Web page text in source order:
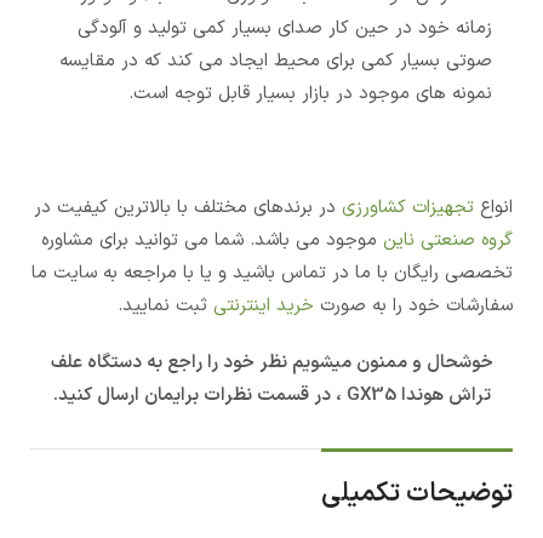
زمانه خود در حین کار صدای بسیار کمی تولید و آلودگی
صوتی بسیار کمی برای محیط ایجاد می کند که در مقایسه
نمونه های موجود در بازار بسیار قابل توجه است.
انواع تجهیزات کشاورزی در برندهای مختلف با بالاترین کیفیت در
گروه صنعتی ناین موجود می باشد. شما می توانید برای مشاوره
تخصصی رایگان با ما در تماس باشید و یا با مراجعه به سایت ما
سفارشات خود را به صورت خرید اینترنتی ثبت نمایید.
خوشحال و ممنون میشویم نظر خود را راجع به دستگاه علف
تراش هوندا GX35 ، در قسمت نظرات برایمان ارسال کنید.
توضیحات تکمیلی